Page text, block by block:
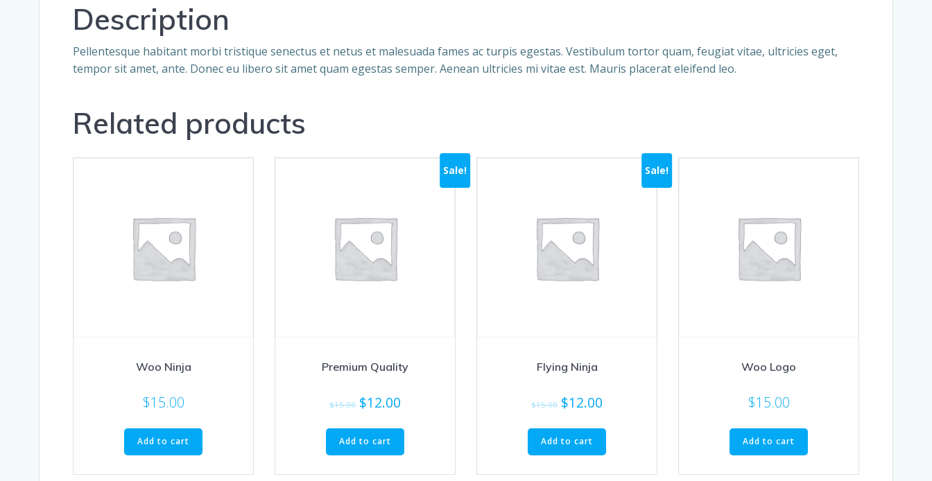
Description
Pellentesque habitant morbi tristique senectus et netus et malesuada fames ac turpis egestas. Vestibulum tortor quam, feugiat vitae, ultricies eget,
tempor sit amet, ante. Donec eu libero sit amet quam egestas semper. Aenean ultricies mi vitae est. Mauris placerat eleifend leo.
Related products
Woo Ninja
$15.00
Add to cart
Sale!
Premium Quality
$15.00 $12.00
Add to cart
Sale!
Flying Ninja
$15.00 $12.00
Add to cart
Woo Logo
$15.00
Add to cart